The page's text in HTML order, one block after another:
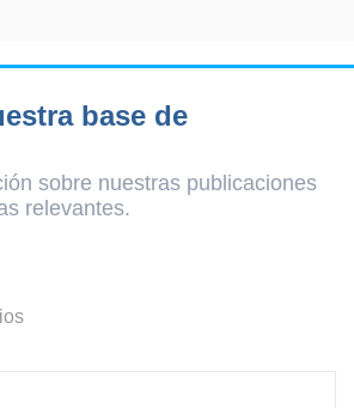
base de
sobre nuestras publicaciones
relevantes.